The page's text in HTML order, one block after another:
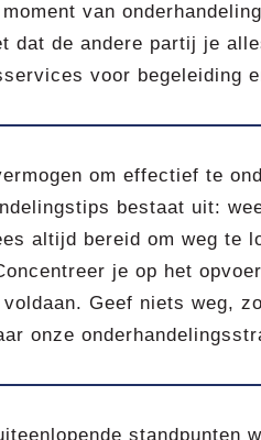
van
dat de andere partij je
voor begeleiding
om effectief te
bestaat uit:
altijd bereid om weg te
je op het
Geef niets weg,
onze
standpunten